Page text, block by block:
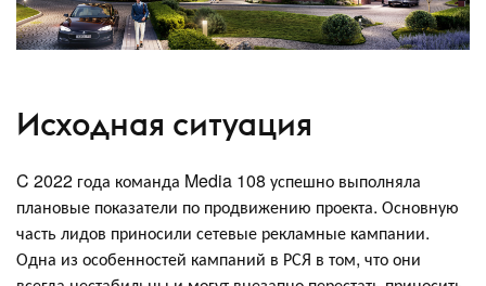
Исходная ситуация
C 2022 года команда Media 108 успешно выполняла
плановые показатели по продвижению проекта. Основную
часть лидов приносили сетевые рекламные кампании.
Одна из особенностей кампаний в РСЯ в том, что они